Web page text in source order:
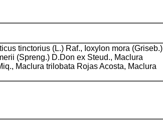
tinctorius (L.) Raf., Ioxylon mora (Griseb.)
(Spreng.) D.Don ex Steud., Maclura
Maclura trilobata Rojas Acosta, Maclura